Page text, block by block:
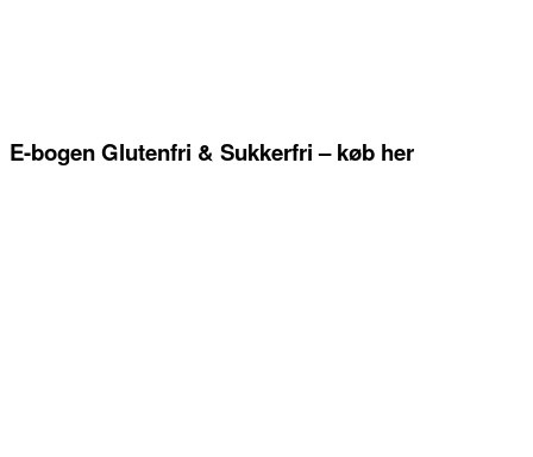
E-bogen Glutenfri & Sukkerfri – køb her